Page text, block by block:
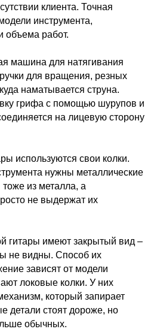
клиента. Точная
инструмента,
объема работ.
машина для натягивания
для вращения, резных
наматывается струна.
грифа с помощью шурупов и
на лицевую сторону
используются свои колки.
нужны металлические
тоже из металла, а
не выдержат их
гитары имеют закрытый вид –
не видны. Способ их
зависят от модели
локовые колки. У них
который запирает
детали стоят дороже, но
обычных.